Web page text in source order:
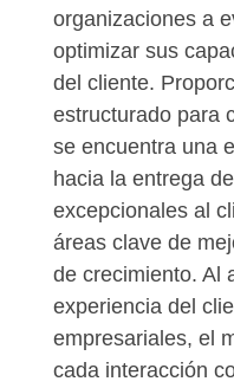
organizaciones a
optimizar sus
del cliente.
estructurado para
se encuentra una
hacia la entrega
excepcionales al
áreas clave de
de crecimiento. Al
experiencia del
empresariales, el
cada interacción